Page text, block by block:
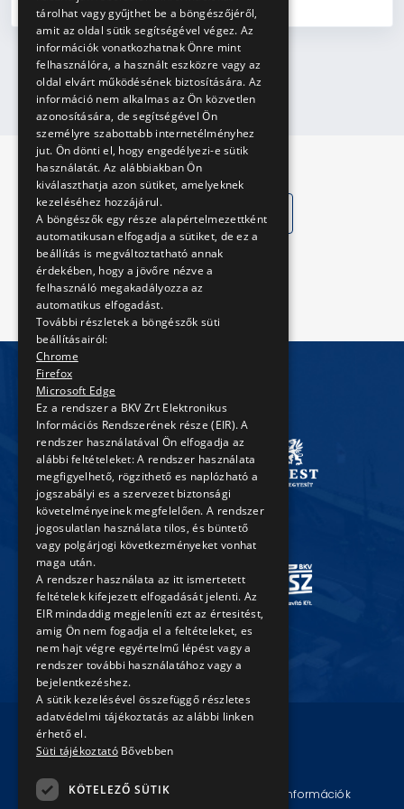
Közérdekű adatok
Közadat kereső
Impresszum Jogi nyilatkozat
Technikai információk
tárolhat vagy gyűjthet be a böngészőjéről,
amit az oldal sütik segítségével végez. Az
információk vonatkozhatnak Önre mint
felhasználóra, a használt eszközre vagy az
oldal elvárt működésének biztosítására. Az
információ nem alkalmas az Ön közvetlen
azonosítására, de segítségével Ön
személyre szabottabb internetélményhez
jut. Ön dönti el, hogy engedélyezi-e sütik
használatát. Az alábbiakban Ön
kiválaszthatja azon sütiket, amelyeknek
kezeléséhez hozzájárul.
A böngészők egy része alapértelmezettként
automatikusan elfogadja a sütiket, de ez a
beállítás is megváltoztatható annak
érdekében, hogy a jövőre nézve a
felhasználó megakadályozza az
automatikus elfogadást.
További részletek a böngészők süti
beállításairól:
Chrome
Firefox
Microsoft Edge
Ez a rendszer a BKV Zrt Elektronikus
Információs Rendszerének része (EIR). A
rendszer használatával Ön elfogadja az
alábbi feltételeket: A rendszer használata
megfigyelhető, rögzithető es naplózható a
jogszabályi es a szervezet biztonsági
követelményeinek megfelelően. A rendszer
jogosulatlan használata tilos, és büntető
vagy polgárjogi következményeket vonhat
maga után.
A rendszer használata az itt ismertetett
feltételek kifejezett elfogadását jelenti. Az
EIR mindaddig megjeleníti ezt az értesitést,
amig Ön nem fogadja el a feltételeket, es
nem hajt végre egyértelmű lépést vagy a
rendszer további használatához vagy a
bejelentkezéshez.
A sütik kezelésével összefüggő részletes
adatvédelmi tájékoztatás az alábbi linken
érhető el.
Süti tájékoztató Bővebben
KÖTELEZŐ SÜTIK